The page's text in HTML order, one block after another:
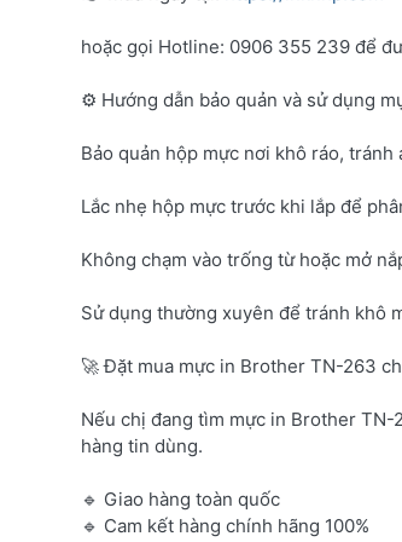
hoặc gọi Hotline: 0906 355 239 để
⚙️ Hướng dẫn bảo quản và sử dụng
Bảo quản hộp mực nơi khô ráo, tránh
Lắc nhẹ hộp mực trước khi lắp để
Không chạm vào trống từ hoặc mở
Sử dụng thường xuyên để tránh khô
🚀 Đặt mua mực in Brother TN-263
Nếu chị đang tìm mực in Brother
hàng tin dùng.
🔹 Giao hàng toàn quốc
🔹 Cam kết hàng chính hãng 100%